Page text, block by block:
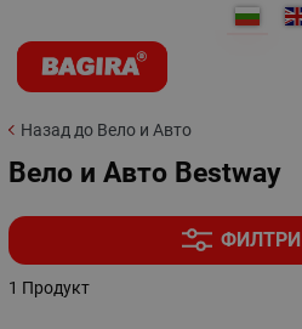
Назад до Вело и Авто
Вело и Авто Bestway
ФИЛТРИ
1 Продукт